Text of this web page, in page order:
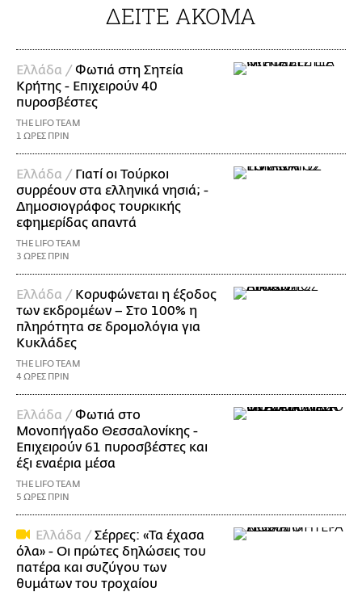
ΔΕΙΤΕ ΑΚΟΜΑ
Ελλάδα /Φωτιά στη Σητεία
Κρήτης - Επιχειρούν 40
πυροσβέστες
THE LIFO TEAM
1 ΩΡΕΣ ΠΡΙΝ
Ελλάδα / Γιατί οι Τούρκοι
συρρέουν στα ελληνικά νησιά; -
Δημοσιογράφος τουρκικής
εφημερίδας απαντά
THE LIFO TEAM
3 ΩΡΕΣ ΠΡΙΝ
Ελλάδα / Κορυφώνεται η έξοδος
των εκδρομέων – Στο 100% η
πληρότητα σε δρομολόγια για
Κυκλάδες
THE LIFO TEAM
4 ΩΡΕΣ ΠΡΙΝ
Ελλάδα /Φωτιά στο
Μονοπήγαδο Θεσσαλονίκης -
Επιχειρούν 61 πυροσβέστες και
έξι εναέρια μέσα
THE LIFO TEAM
5 ΩΡΕΣ ΠΡΙΝ
Ελλάδα /Σέρρες: «Τα έχασα
όλα» - Οι πρώτες δηλώσεις του
πατέρα και συζύγου των
θυμάτων του τροχαίου